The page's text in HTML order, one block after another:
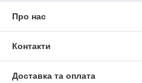
Про нас
Контакти
Доставка та оплата